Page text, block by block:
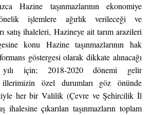
Hazine taşınmazlarının ekonomiye
yönelik işlemlere ağırlık verileceği ve
satış ihaleleri, Hazineye ait tarım arazileri
konu Hazine taşınmazlarının hak
göstergesi olarak dikkate alınacağı
için; 2018-2020 dönemi gelir
illerimizin özel durumları göz önünde
her bir Valilik (Çevre ve Şehircilik İl
ihalesine çıkarılan taşınmazların toplam